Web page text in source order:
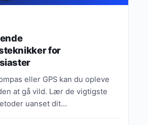
for
eller GPS kan du opleve
at gå vild. Lær de vigtigste
uanset dit